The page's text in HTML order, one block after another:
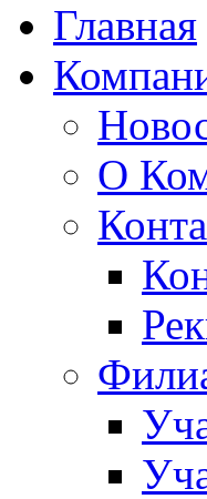
Главная
О